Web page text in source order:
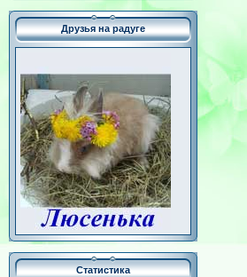
Друзья на радуге
Статистика